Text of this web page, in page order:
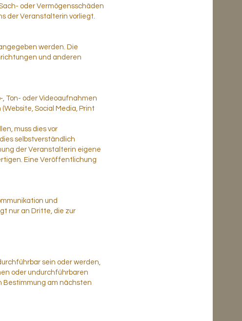
oder Vermögensschäden
der Veranstalterin vorliegt.
werden. Die
und anderen
Ton- oder Videoaufnahmen
Social Media, Print
muss dies vor
selbstverständlich
der Veranstalterin eigene
Eine Veröffentlichung
und
nur an Dritte, die zur
sein oder werden,
oder undurchführbaren
Bestimmung am nächsten